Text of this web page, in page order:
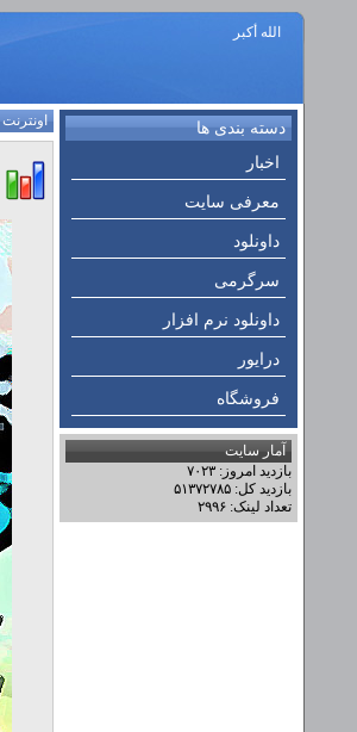
الله أكبر
دسته بندی ها
اخبار
معرفی سایت
داونلود
سرگرمی
داونلود نرم افزار
درایور
فروشگاه
آمار سایت
بازدید امروز: ۷۰۲۳
بازدید کل: ۵۱۳۷۲۷۸۵
تعداد لینک: ۲۹۹۶
اونترنت